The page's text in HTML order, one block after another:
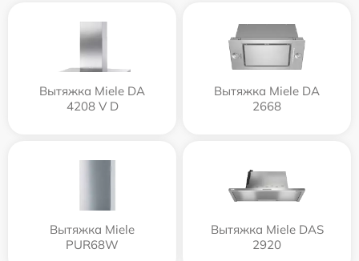
Вытяжка Miele DA
4208 V D
Вытяжка Miele DA
2668
Вытяжка Miele
PUR68W
Вытяжка Miele DAS
2920